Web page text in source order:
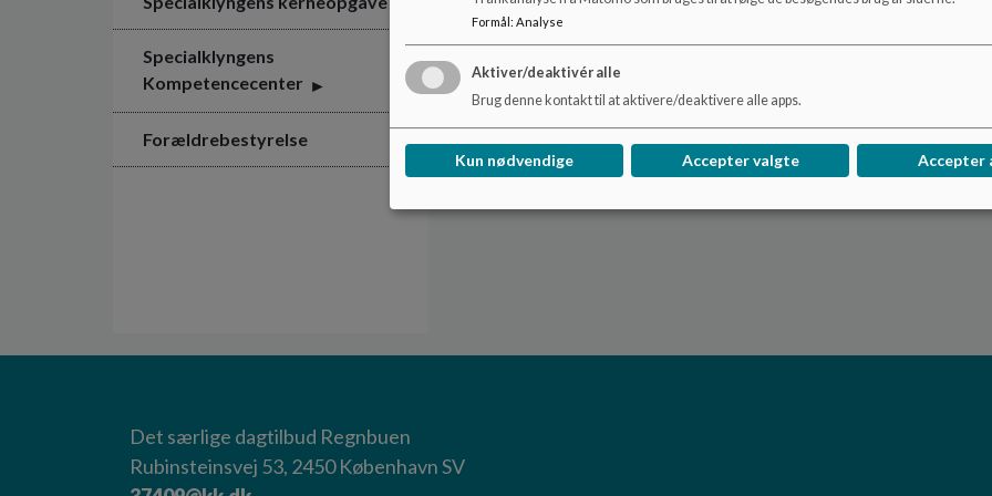
Specialklyngens
Kompetencecenter
Forældrebestyrelse
Det særlige dagtilbud Regnbuen
Rubinsteinsvej 53, 2450 København SV
Formål: Analyse
Aktiver/deaktivér alle
Brug denne kontakt til at aktivere/deaktivere alle apps.
Kun nødvendige Accepter valgte Accepter